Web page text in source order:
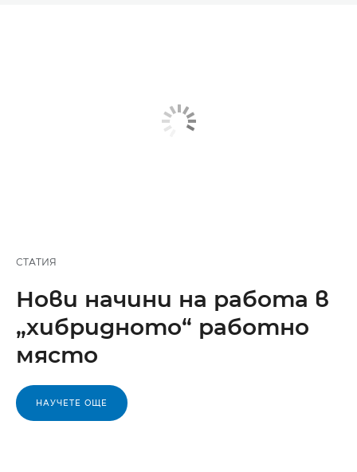
СТАТИЯ
Нови начини на работа в
„хибридното“ работно
място
НАУЧЕТЕ ОЩЕ